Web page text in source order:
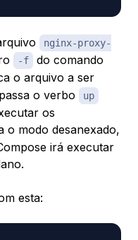
nginx-proxy-
-f do comando
o arquivo a ser
o verbo
up
os
o modo desanexado,
irá executar
esta: